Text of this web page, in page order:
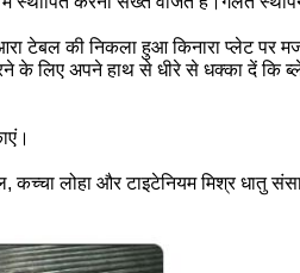
टेबल की निकला हुआ किनारा प्लेट पर
के लिए अपने हाथ से धीरे से धक्का दें कि
लोहा और टाइटेनियम मिश्र धातु